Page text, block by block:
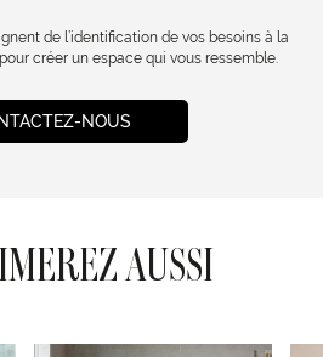
de l’identification de vos besoins à la
créer un espace qui vous ressemble.
NOUS
AUSSI